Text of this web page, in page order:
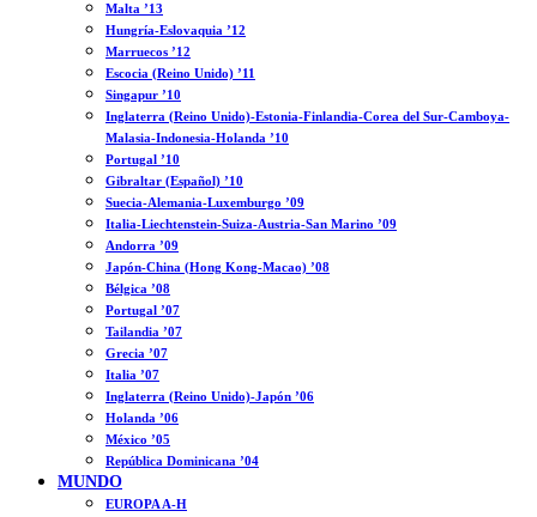
Malta ’13
Hungría-Eslovaquia ’12
Marruecos ’12
Escocia (Reino Unido) ’11
Singapur ’10
Inglaterra (Reino Unido)-Estonia-Finlandia-Corea del Sur-Camboya-
Malasia-Indonesia-Holanda ’10
Portugal ’10
Gibraltar (Español) ’10
Suecia-Alemania-Luxemburgo ’09
Italia-Liechtenstein-Suiza-Austria-San Marino ’09
Andorra ’09
Japón-China (Hong Kong-Macao) ’08
Bélgica ’08
Portugal ’07
Tailandia ’07
Grecia ’07
Italia ’07
Inglaterra (Reino Unido)-Japón ’06
Holanda ’06
México ’05
República Dominicana ’04
MUNDO
EUROPA A-H